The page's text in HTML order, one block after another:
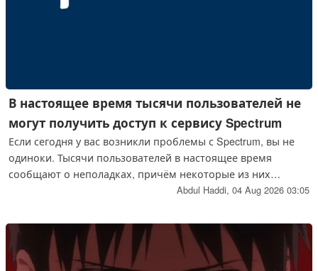
В настоящее время тысячи пользователей не
могут получить доступ к сервису Spectrum
Если сегодня у вас возникли проблемы с Spectrum, вы не
одиноки. Тысячи пользователей в настоящее время
сообщают о неполадках, причём некоторые из них
сталкиваются с такими кодами ошибок, как VZTLI-9000,
Abdul Haddi, 04 Aug 2026 03:05